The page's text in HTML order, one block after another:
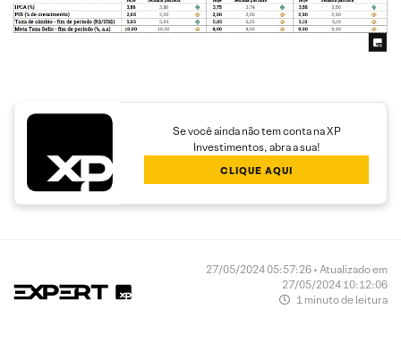
Se você ainda não tem conta na XP
Investimentos, abra a sua!
CLIQUE AQUI
27/05/2024 05:57:26 • Atualizado em
27/05/2024 10:12:06
1 minuto de leitura